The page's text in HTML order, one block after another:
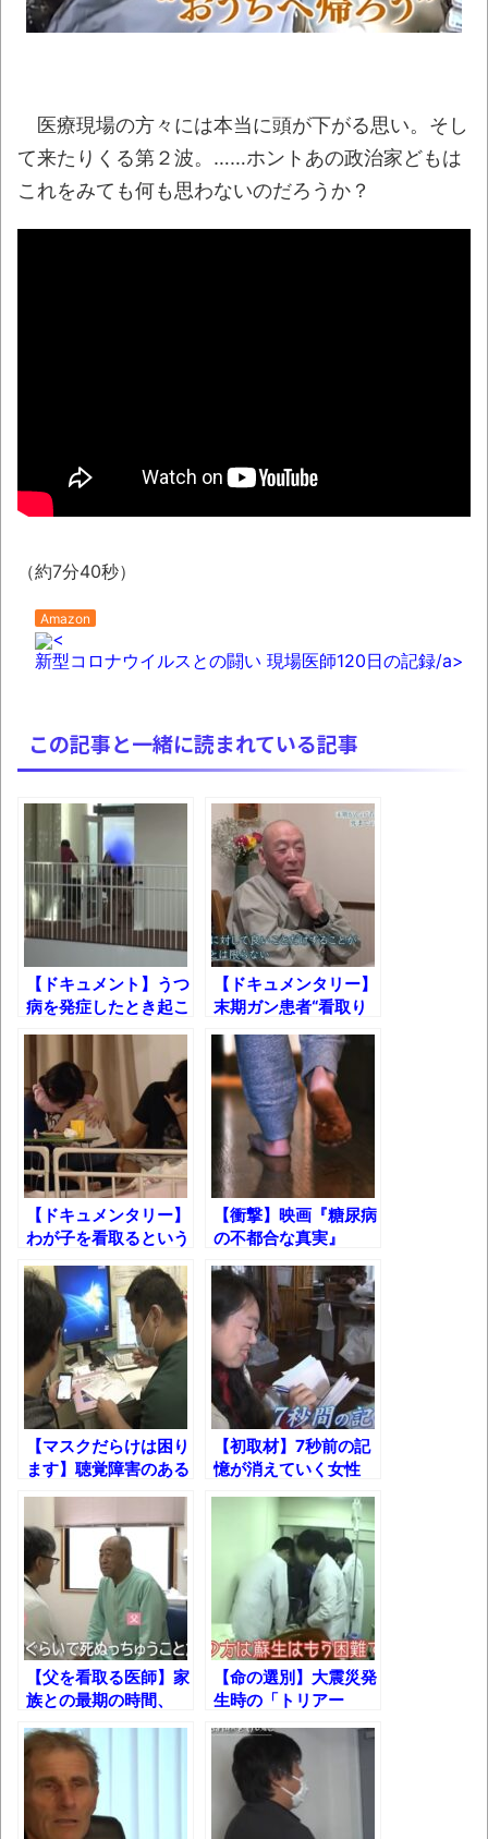
【真顔】あるスーパーの「チャイルドシー
「これで11万取られたの!?」あるX民が玄関
ドアノブの修理を頼んだら…とんでもない事に
なった
NEW!
【07日の新刊】「魔女と傭兵 9」「転生
文してキャンセルした32歳女が逮捕
「題名のない音楽会」ゲーム音楽批判から
50歳になりました
凡庸な悪
ロープと滑車と犬マスクでエクストリーム
お前らの身体の悩み教えてくれ
『FF15』が発売10周年！ノクティスフィギ
ュアなどが当たる記念くじが登場です
みんななんだかんだ言ってお金持ってんじ
ゃん
「アメリカのヤンキーがアジア人にケンカ
を売った結果ｗｗｗ」 ほか
【読書感想】山野辺太郎『いつか深い穴に
落ちるまで』
映画ちいかわ観に行ったので感想を書きま
す(若干ネタバレあり) 26/07/25
マケイン9巻＆アニメ公式ガイド感想
独学で挑んだ2026年二級建築士学科試験結
果速報（仮）
体験談：仕事で同じビルの中に入っている
グループ会社の嫁子 [ほのぼの]
葉月つばさちゃん、昔から見てるんだけど
かなりお姉さんになったね
壊れたエアコンと歌えないボク
バージョンアップ情報更新 AOMEI
Backupper Standard 8.3.0 などバージョンア
ップ
高嶋ちさ子、ダウン症の姉が暴行事件！事
件の一部始終と衝撃の結末
【呆然】北海道旅行ワイ「ウニイクラ丼特
盛で食うぞ！！！うおおおおおおお
お！！！！！」→結
果･････････････････････････････
【動画】カニ、ちょっかい出してきた陰に
長野県のなめこのデカさが規格外だったｗ
ｗ
新装版「ご冗談でしょう、ファインマンさ
医療現場の方々には本当に頭が下がる思い。そし
て来たりくる第２波。……ホントあの政治家どもは
これをみても何も思わないのだろうか？
（約7分40秒）
Amazon
<
新型コロナウイルスとの闘い 現場医師120日の記録/a>
この記事と一緒に読まれている記事
【ドキュメント】うつ
病を発症したとき起こ
ること
【ドキュメンタリー】
末期ガン患者“看取り
医師”田中雅博の死ま
での450日【ありの
ままの最期】
【ドキュメンタリー】
わが子を看取るという
こと……
【衝撃】映画『糖尿病
の不都合な真実』
【マスクだらけは困り
ます】聴覚障害のある
医師は音のない世界で
【コロナ禍】
【初取材】7秒前の記
憶が消えていく女性
「全てをメモに残す生
【父を看取る医師】家
族との最期の時間、
訪問診療を続ける息子
の決断とは？
【命の選別】大震災発
生時の「トリアー
ジ」！若い世代へ映像
で伝えたかったことと
は？【阪神淡路大震
災】